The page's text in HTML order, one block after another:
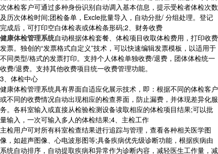
次体检客户可通过多种身份识别自动调入基本信息，提示受检者体检次数
及历次体检时间;团检备单，Excle批量导入，自动分批/ 分组处理。登记
完成后，可打印空白体检表或体检条形码;2、财务收费
健康体检管理系统自动根据体检套餐、体检项目收取体检费用，打印收费
发票。独创的“发票格式自定义”技术，可以快速编辑发票模板，以适用于
不同类型/格式的发票打印。支持个人体检单独收费/退费，团体体检统一
收费/退费。支持其他收费项目统一收费管理功能。
3、体检中心
健康体检管理系统具有界面自适应化展示技术，即：根据不同的体检客户
或不同的收费情况自动出现相应的检查界面，防止漏费，并体现差异化服
务。各科室输入或直接从检验检测设备读取相应的体检项目结果;可以批
量输入，一次可输入多人的体检结果;4、主检工作
主检用户可对所有科室检查结果进行追踪与管理，查看各种相关医学图
像，如超声图像、心电波形图等;具备疾病优先级诊断功能，根据疾病由
系统自动排序，自动提取疾病和异常作为诊断内容，减轻医生工作量，减